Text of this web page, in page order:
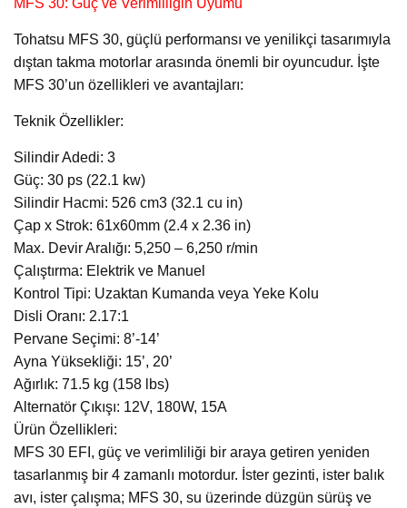
MFS 30: Güç ve Verimliliğin Uyumu
Tohatsu MFS 30, güçlü performansı ve yenilikçi tasarımıyla
dıştan takma motorlar arasında önemli bir oyuncudur. İşte
MFS 30’un özellikleri ve avantajları:
Teknik Özellikler:
Silindir Adedi: 3
Güç: 30 ps (22.1 kw)
Silindir Hacmi: 526 cm3 (32.1 cu in)
Çap x Strok: 61x60mm (2.4 x 2.36 in)
Max. Devir Aralığı: 5,250 – 6,250 r/min
Çalıştırma: Elektrik ve Manuel
Kontrol Tipi: Uzaktan Kumanda veya Yeke Kolu
Disli Oranı: 2.17:1
Pervane Seçimi: 8’-14’
Ayna Yüksekliği: 15’, 20’
Ağırlık: 71.5 kg (158 lbs)
Alternatör Çıkışı: 12V, 180W, 15A
Ürün Özellikleri:
MFS 30 EFI, güç ve verimliliği bir araya getiren yeniden
tasarlanmış bir 4 zamanlı motordur. İster gezinti, ister balık
avı, ister çalışma; MFS 30, su üzerinde düzgün sürüş ve